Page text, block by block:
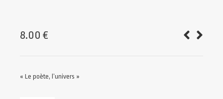
8.00 €
« Le poète, l’univers »